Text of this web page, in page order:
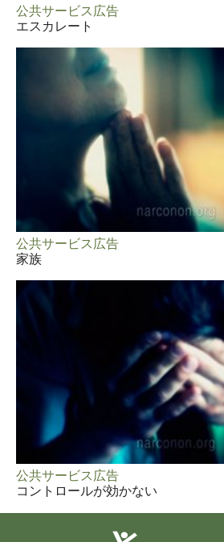
公共サービス広告
エスカレート
公共サービス広告
家族
公共サービス広告
コントロールが効かない